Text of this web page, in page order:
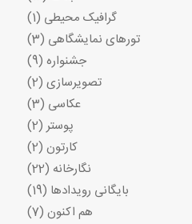
گرافیک محیطی (1)
تورهای نمایشگاهی (3)
جشنواره (9)
تصویرسازی (2)
عکاسی (3)
پوستر(2)
کارتون (2)
نگارخانه (22)
بایگانی رویدادها (19)
هم اکنون (7)